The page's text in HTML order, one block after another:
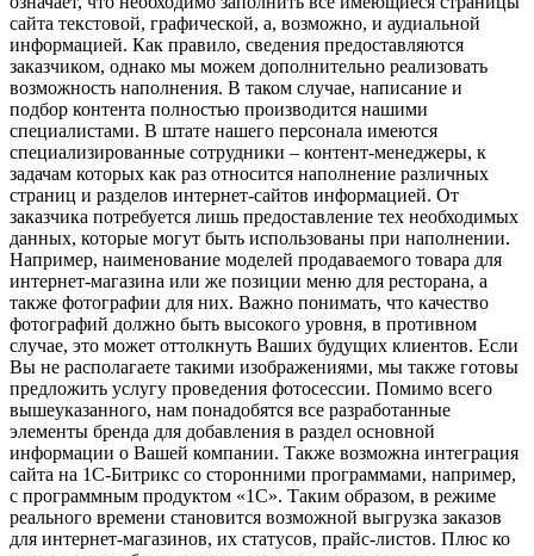
сайта текстовой, графической, а, возможно, и аудиальной
информацией. Как правило, сведения предоставляются
заказчиком, однако мы можем дополнительно реализовать
возможность наполнения. В таком случае, написание и
подбор контента полностью производится нашими
специалистами. В штате нашего персонала имеются
специализированные сотрудники – контент-менеджеры, к
задачам которых как раз относится наполнение различных
страниц и разделов интернет-сайтов информацией. От
заказчика потребуется лишь предоставление тех необходимых
данных, которые могут быть использованы при наполнении.
Например, наименование моделей продаваемого товара для
интернет-магазина или же позиции меню для ресторана, а
также фотографии для них. Важно понимать, что качество
фотографий должно быть высокого уровня, в противном
случае, это может оттолкнуть Ваших будущих клиентов. Если
Вы не располагаете такими изображениями, мы также готовы
предложить услугу проведения фотосессии. Помимо всего
вышеуказанного, нам понадобятся все разработанные
элементы бренда для добавления в раздел основной
информации о Вашей компании. Также возможна интеграция
сайта на 1С-Битрикс со сторонними программами, например,
с программным продуктом «1С». Таким образом, в режиме
реального времени становится возможной выгрузка заказов
для интернет-магазинов, их статусов, прайс-листов. Плюс ко